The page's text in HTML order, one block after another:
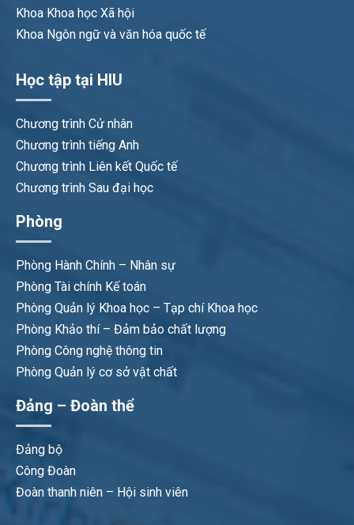
Khoa Khoa học Xã hội
Khoa Ngôn ngữ và văn hóa quốc tế
Học tập tại HIU
Chương trình Cử nhân
Chương trình tiếng Anh
Chương trình Liên kết Quốc tế
Chương trình Sau đại học
Phòng
Phòng Hành Chính – Nhân sự
Phòng Tài chính Kế toán
Phòng Quản lý Khoa học – Tạp chí Khoa học
Phòng Khảo thí – Đảm bảo chất lượng
Phòng Công nghệ thông tin
Phòng Quản lý cơ sở vật chất
Đảng – Đoàn thể
Đảng bộ
Công Đoàn
Đoàn thanh niên – Hội sinh viên